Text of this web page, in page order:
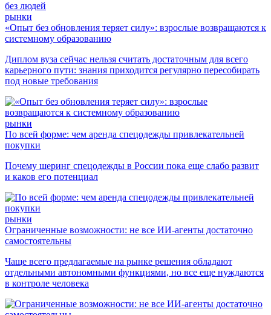
рынки
«Опыт без обновления теряет силу»: взрослые возвращаются к
системному образованию
Диплом вуза сейчас нельзя считать достаточным для всего
карьерного пути: знания приходится регулярно пересобирать
под новые требования
рынки
По всей форме: чем аренда спецодежды привлекательней
покупки
Почему шеринг спецодежды в России пока еще слабо развит
и каков его потенциал
рынки
Ограниченные возможности: не все ИИ-агенты достаточно
самостоятельны
Чаще всего предлагаемые на рынке решения обладают
отдельными автономными функциями, но все еще нуждаются
в контроле человека